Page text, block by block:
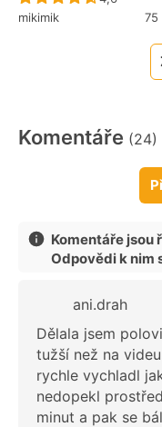
mikimik
75
Komentáře (24)
Komentáře jsou
Odpovědi k nim
ani.drah
Dělala jsem
tužší než na
rychle vychladl
nedopekl
minut a pak se